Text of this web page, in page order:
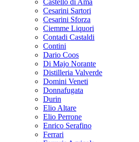
Castello di Ama
Cesarini Sartori
Cesarini Sforza
Ciemme Liquori
Contadi Castaldi
Contini
Dario Coos
Di Majo Norante
Distilleria Valverde
Domini Veneti
Donnafugata
Durin
Elio Altare
Elio Perrone
Enrico Serafino
Ferrari